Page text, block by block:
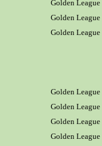
Golden League
Golden League
Golden League
Golden League
Golden League
Golden League
Golden League